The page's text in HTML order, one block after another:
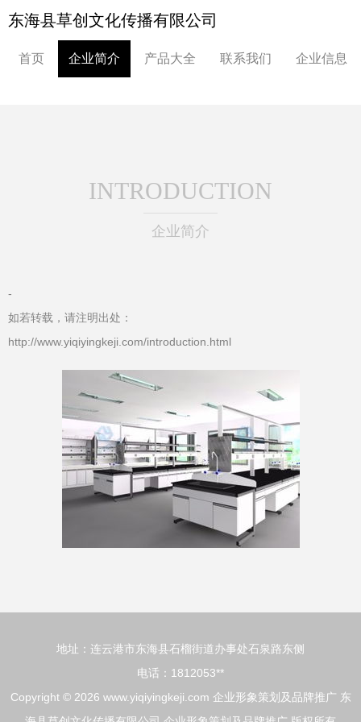
东海县草创文化传播有限公司
首页 企业简介 产品大全 联系我们 企业信息
INTRODUCTION
企业简介
-
如若转载，请注明出处：
http://www.yiqiyingkeji.com/introduction.html
地址：连云港市东海县石榴街道办事处石泉路东侧
电话：1812053**
Copyright © 2026 www.yiqiyingkeji.com 企业形象策划及品牌推广 东